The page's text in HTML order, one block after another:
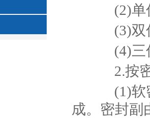
(2)单偏
(3)双偏
(4)三偏
2.按密
(1)软密
成。密封副